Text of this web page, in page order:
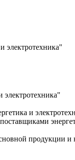
электротехника"
и
продукции и